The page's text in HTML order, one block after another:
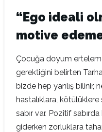
“Ego ideali
motive
Çocuğa doyum
gerektiğini belirten
bizde hep yanlış bilinir,
hastalıklara,
sabır var. Pozitif
giderken zorluklara